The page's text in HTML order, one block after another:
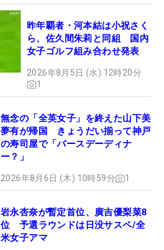
昨年覇者・河本結は小祝さく
ら、佐久間朱莉と同組 国内
女子ゴルフ組み合わせ発表
2026年8月5日 (水) 12時20分
1
無念の「全英女子」を終えた山下美
夢有が帰国 きょうだい揃って神戸
の寿司屋で「バースデーディナ
ー？」
2026年8月6日 (木) 10時59分 1
岩永杏奈が暫定首位、廣吉優梨菜8
位 予選ラウンドは日没サスペ/全
米女子アマ